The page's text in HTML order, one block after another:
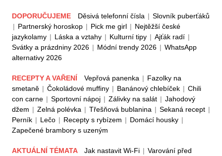
DOPORUČUJEME Děsivá telefonní čísla | Slovník puberťáků
| Partnerský horoskop | Pick me girl | Nejtěžší české
jazykolamy | Láska a vztahy | Kulturní tipy | Ajťák radí |
Svátky a prázdniny 2026 | Módní trendy 2026 | WhatsApp
alternativy 2026
RECEPTY A VAŘENÍ Vepřová panenka | Fazolky na
smetaně | Čokoládové muffiny | Banánový chlebíček | Chili
con carne | Sportovní nápoj | Zálivky na salát | Jahodový
džem | Zelná polévka | Třešňová bublanina | Sekaná recept |
Perník | Lečo | Recepty s rybízem | Domácí housky |
Zapečené brambory s uzeným
AKTUÁLNÍ TÉMATA Jak nastavit Wi-Fi | Varování před